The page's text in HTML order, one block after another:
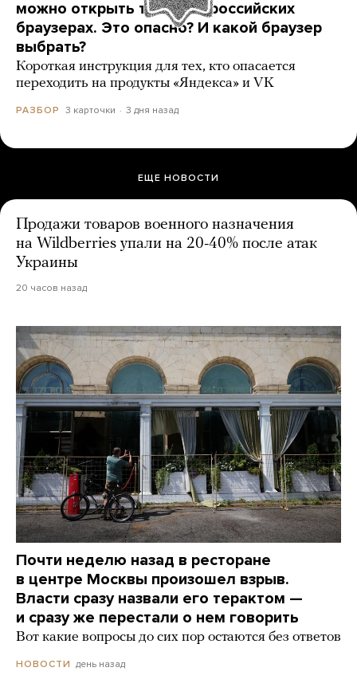
можно открыть только в российских
браузерах. Это опасно? И какой браузер
выбрать?
Короткая инструкция для тех, кто опасается
переходить на продукты «Яндекса» и VK
РАЗБОР 3 карточки 3 дня назад
ЕЩЕ НОВОСТИ
Продажи товаров военного назначения
на Wildberries упали на 20-40% после атак
Украины
20 часов назад
Почти неделю назад в ресторане
в центре Москвы произошел взрыв.
Власти сразу назвали его терактом —
и сразу же перестали о нем говорить
Вот какие вопросы до сих пор остаются без ответов
НОВОСТИ день назад